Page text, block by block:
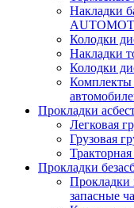
Накладки
Колодки
Накладки
Колодки
Комплекты
Прокладки
Легковая
Грузовая
Прокладки
Прокладки
запасные